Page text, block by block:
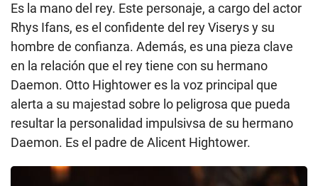
Es la mano del rey. Este personaje, a cargo del actor
Rhys Ifans, es el confidente del rey Viserys y su
hombre de confianza. Además, es una pieza clave
en la relación que el rey tiene con su hermano
Daemon. Otto Hightower es la voz principal que
alerta a su majestad sobre lo peligrosa que pueda
resultar la personalidad impulsivsa de su hermano
Daemon. Es el padre de Alicent Hightower.